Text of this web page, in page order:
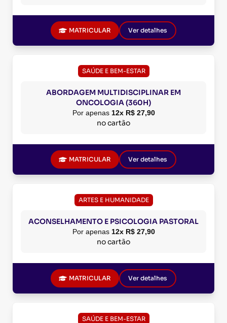
MATRICULAR Ver detalhes
SAÚDE E BEM-ESTAR
ABORDAGEM MULTIDISCIPLINAR EM
ONCOLOGIA (360H)
Por apenas 12x R$ 27,90
no cartão
MATRICULAR Ver detalhes
ARTES E HUMANIDADE
ACONSELHAMENTO E PSICOLOGIA PASTORAL
Por apenas 12x R$ 27,90
no cartão
MATRICULAR Ver detalhes
SAÚDE E BEM-ESTAR